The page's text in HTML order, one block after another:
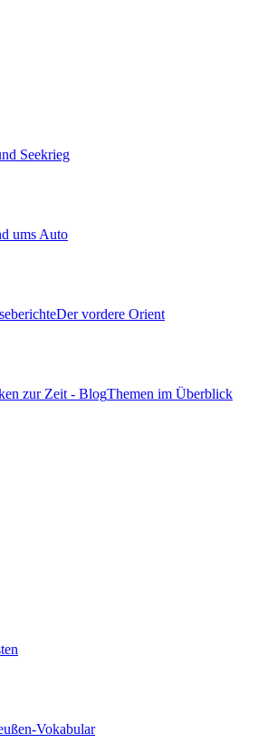
Seekrieg
ums Auto
Der vordere Orient
zur Zeit - BlogThemen im Überblick
Vokabular